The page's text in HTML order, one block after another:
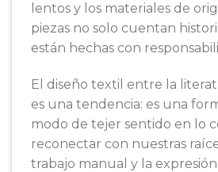
lentos y los materiales de
piezas no solo cuentan
están hechas con
El diseño textil entre la
es una tendencia: es una
modo de tejer sentido en lo
reconectar con nuestras
trabajo manual y la expresión